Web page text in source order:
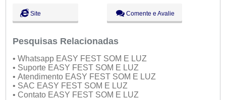
Site Comente e Avalie
Pesquisas Relacionadas
• Whatsapp EASY FEST SOM E LUZ
• Suporte EASY FEST SOM E LUZ
• Atendimento EASY FEST SOM E LUZ
• SAC EASY FEST SOM E LUZ
• Contato EASY FEST SOM E LUZ